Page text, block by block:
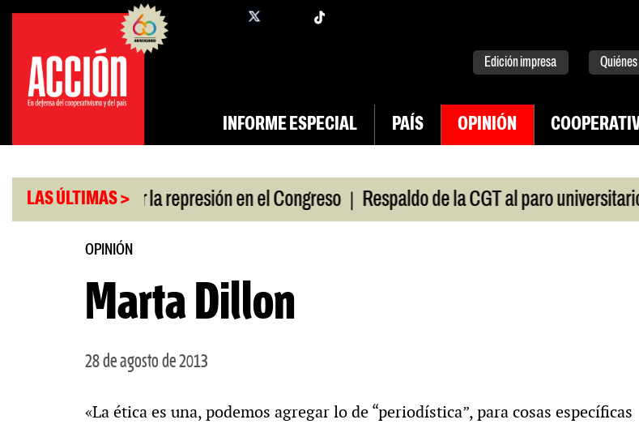
Saltar
contenido
facebook
Edición impresa
INFORME ESPECIAL PAÍS OPINIÓN
LAS ÚLTIMAS >
a policías por la represión en el Congreso | Respaldo de la CGT al paro universitario |
OPINIÓN
Marta Dillon
28 de agosto de 2013
«La ética es una, podemos agregar lo de “periodística”, para cosas específicas